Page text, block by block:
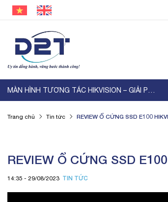
MÀN HÌNH TƯƠNG TÁC HIKVISION – GIẢI PHÁP HIỂN ...
Trang chủ Tin tức REVIEW Ổ CỨNG SSD E100
REVIEW Ổ CỨNG SSD
14:35 - 29/08/2023 TIN TỨC